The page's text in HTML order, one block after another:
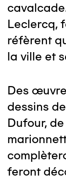
Leclercq,
réfèrent
la ville et
Des
dessins
Dufour,
feront